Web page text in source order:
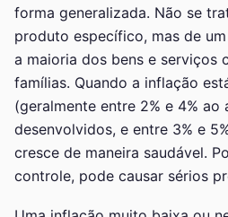
forma generalizada. Não se
produto específico, mas de
a maioria dos bens e serviços
famílias. Quando a inflação
(geralmente entre 2% e 4% ao
desenvolvidos, e entre 3% e
cresce de maneira saudável.
controle, pode causar sérios